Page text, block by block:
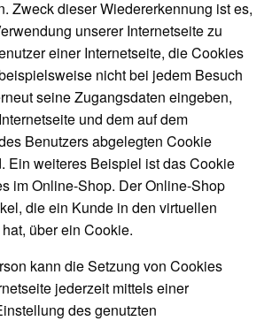
Zweck dieser Wiedererkennung ist es,
unserer Internetseite zu
einer Internetseite, die Cookies
nicht bei jedem Besuch
seine Zugangsdaten eingeben,
und dem auf dem
Benutzers abgelegten Cookie
Ein weiteres Beispiel ist das Cookie
im Online-Shop. Der Online-Shop
die ein Kunde in den virtuellen
über ein Cookie.
kann die Setzung von Cookies
jederzeit mittels einer
des genutzten